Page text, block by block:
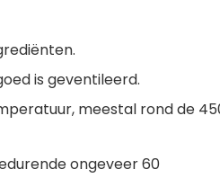
is geventileerd.
meestal rond de
ongeveer 60